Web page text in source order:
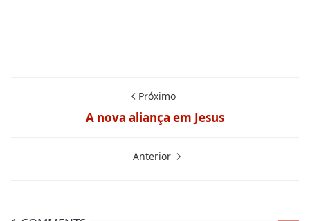
Próximo
A nova aliança em Jesus
Anterior